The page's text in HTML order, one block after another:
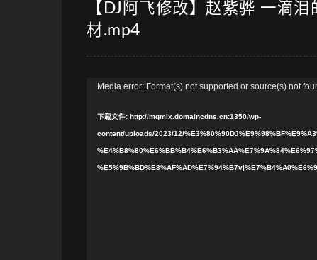
【DJ阿飞修改】赵紫骅 一滴
材.mp4
Media error: Format(s) not supported or source(s) not
下载文件: http://mqmix.domaincdns.cn:1350/wp-
content/uploads/2023/12/